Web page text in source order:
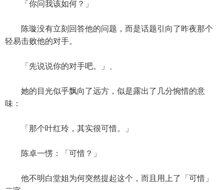
「你问我该如何？」
陈璇没有立刻回答他的问题，而是话题引向了昨夜那个
轻易击败他的对手。
「先说说你的对手吧。」、
她的目光似乎飘向了远方，似是露出了几分惋惜的意
味：
「那个叶红玲，其实很可惜。」
陈卓一愣：「可惜？」
他不明白堂姐为何突然提起这个，而且用上了「可惜」